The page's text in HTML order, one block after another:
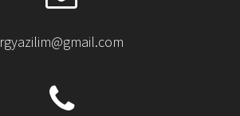
rgyazilim@gmail.com